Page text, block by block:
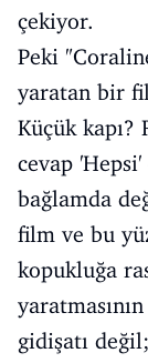
çekiyor.
Peki
yaratan bir
Küçük kapı?
cevap
bağlamda
film ve bu
kopukluğa
gidişatı